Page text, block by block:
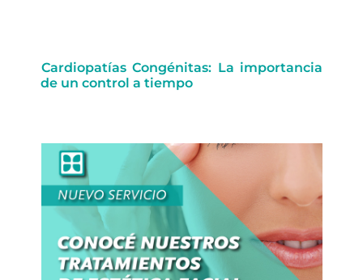
Cardiopatías Congénitas: La importancia
de un control a tiempo